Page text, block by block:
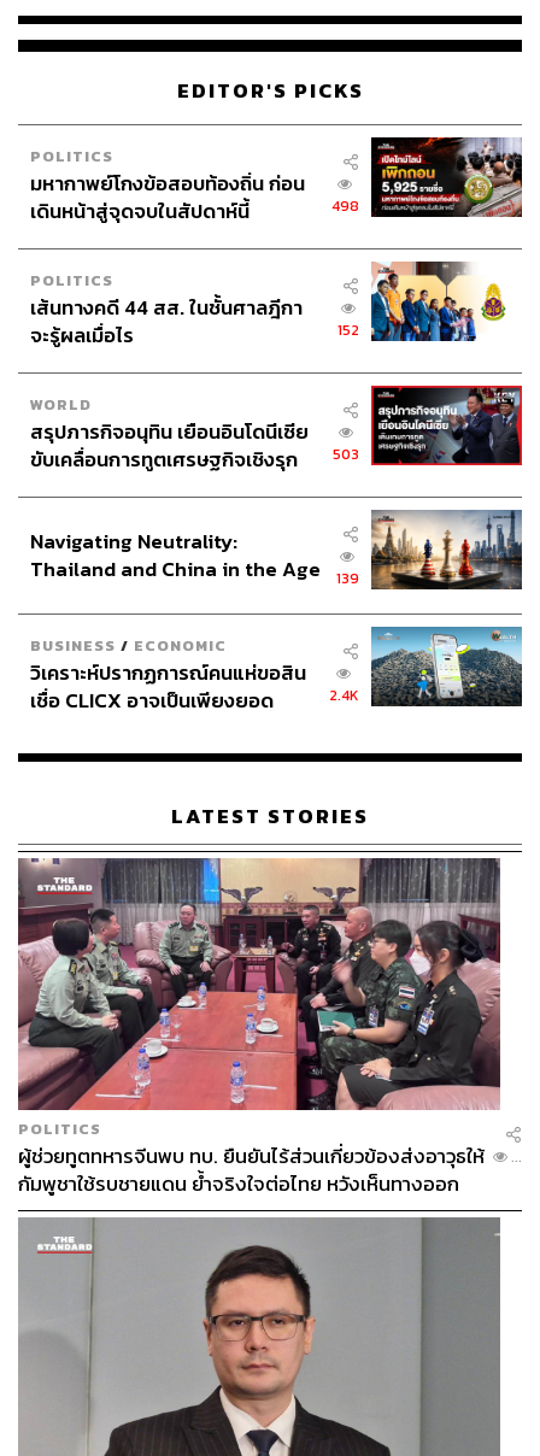
EDITOR'S PICKS
POLITICS
มหากาพย์โกงข้อสอบท้องถิ่น ก่อน
เดินหน้าสู่จุดจบในสัปดาห์นี้
498
POLITICS
เส้นทางคดี 44 สส. ในชั้นศาลฎีกา
จะรู้ผลเมื่อไร
152
WORLD
สรุปภารกิจอนุทิน เยือนอินโดนีเซีย
ขับเคลื่อนการทูตเศรษฐกิจเชิงรุก
503
Navigating Neutrality:
Thailand and China in the Age
139
BUSINESS / ECONOMIC
วิเคราะห์ปรากฏการณ์คนแห่ขอสิน
เชื่อ CLICX อาจเป็นเพียงยอด
เรือนไทยที่ถูกซุกไว้
2.4K
LATEST STORIES
POLITICS
ผู้ช่วยทูตทหารจีนพบ ทบ. ยืนยันไร้ส่วนเกี่ยวข้องส่งอาวุธให้
กัมพูชาใช้รบชายแดน ย้ำจริงใจต่อไทย หวังเห็นทางออก
สันติวิธี
...